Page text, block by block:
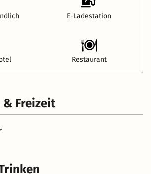
E-Ladestation
Restaurant
& Freizeit